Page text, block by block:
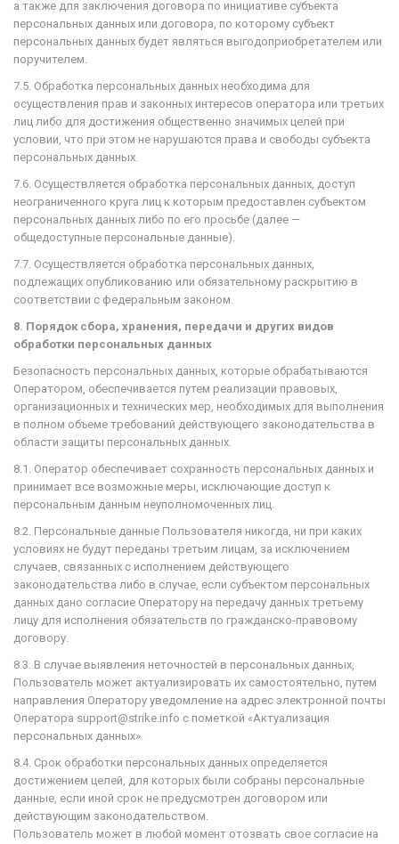
а также для заключения договора по инициативе субъекта
персональных данных или договора, по которому субъект
персональных данных будет являться выгодоприобретателем или
поручителем.
7.5. Обработка персональных данных необходима для
осуществления прав и законных интересов оператора или третьих
лиц либо для достижения общественно значимых целей при
условии, что при этом не нарушаются права и свободы субъекта
персональных данных.
7.6. Осуществляется обработка персональных данных, доступ
неограниченного круга лиц к которым предоставлен субъектом
персональных данных либо по его просьбе (далее —
общедоступные персональные данные).
7.7. Осуществляется обработка персональных данных,
подлежащих опубликованию или обязательному раскрытию в
соответствии с федеральным законом.
8. Порядок сбора, хранения, передачи и других видов
обработки персональных данных
Безопасность персональных данных, которые обрабатываются
Оператором, обеспечивается путем реализации правовых,
организационных и технических мер, необходимых для выполнения
в полном объеме требований действующего законодательства в
области защиты персональных данных.
8.1. Оператор обеспечивает сохранность персональных данных и
принимает все возможные меры, исключающие доступ к
персональным данным неуполномоченных лиц.
8.2. Персональные данные Пользователя никогда, ни при каких
условиях не будут переданы третьим лицам, за исключением
случаев, связанных с исполнением действующего
законодательства либо в случае, если субъектом персональных
данных дано согласие Оператору на передачу данных третьему
лицу для исполнения обязательств по гражданско-правовому
договору.
8.3. В случае выявления неточностей в персональных данных,
Пользователь может актуализировать их самостоятельно, путем
направления Оператору уведомление на адрес электронной почты
Оператора support@strike.info с пометкой «Актуализация
персональных данных».
8.4. Срок обработки персональных данных определяется
достижением целей, для которых были собраны персональные
данные, если иной срок не предусмотрен договором или
действующим законодательством.
Пользователь может в любой момент отозвать свое согласие на